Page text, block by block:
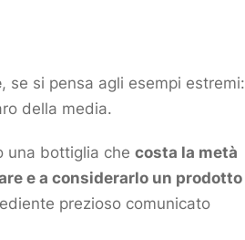
, se si pensa agli esempi estremi:
della media.
una bottiglia che costa la metà
e a considerarlo un prodotto
prezioso comunicato